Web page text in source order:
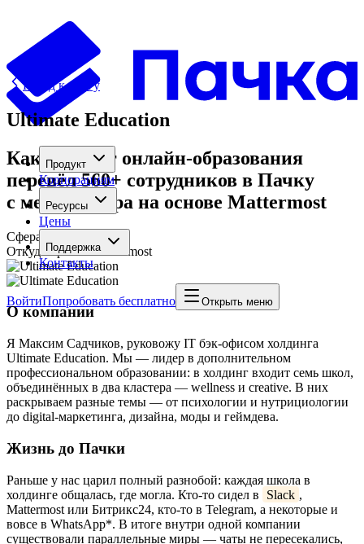
Продукт
Корпорациям
Ресурсы
Цены
Поддержка
Контакты
ВойтиПопробовать бесплатно Открыть меню
Назад к блогу
Ultimate Education
Как холдинг онлайн-образования
перевёл 560+ сотрудников в Пачку
с мессенджера на основе Mattermost
Сфера
Образование
Откуда пришлиMattermost
О компании
Я Максим Садчиков, руковожу IT бэк-офисом холдинга
Ultimate Education. Мы — лидер в дополнительном
профессиональном образовании: в холдинг входит семь школ,
объединённых в два кластера — wellness и creative. В них
раскрываем разные темы — от психологии и нутрициологии
до digital-маркетинга, дизайна, моды и геймдева.
Жизнь до Пачки
Раньше у нас царил полный разнобой: каждая школа в
холдинге общалась, где могла. Кто-то сидел в
Slack ,
Mattermost или Битрикс24, кто-то в Telegram, а некоторые и
вовсе в WhatsApp*. В итоге внутри одной компании
существовали параллельные миры — чаты не пересекались,